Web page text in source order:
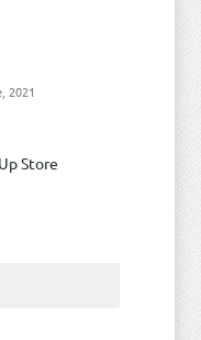
2021
Store